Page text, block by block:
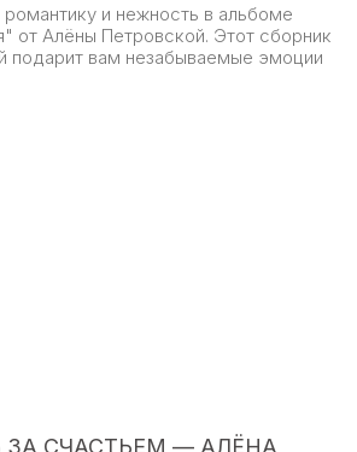
романтику и нежность в альбоме
от Алёны Петровской. Этот сборник
подарит вам незабываемые эмоции
ЗА СЧАСТЬЕМ — АЛЁНА